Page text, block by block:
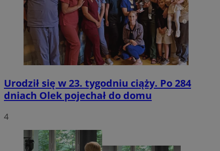
Urodził się w 23. tygodniu ciąży. Po 284
dniach Olek pojechał do domu
4